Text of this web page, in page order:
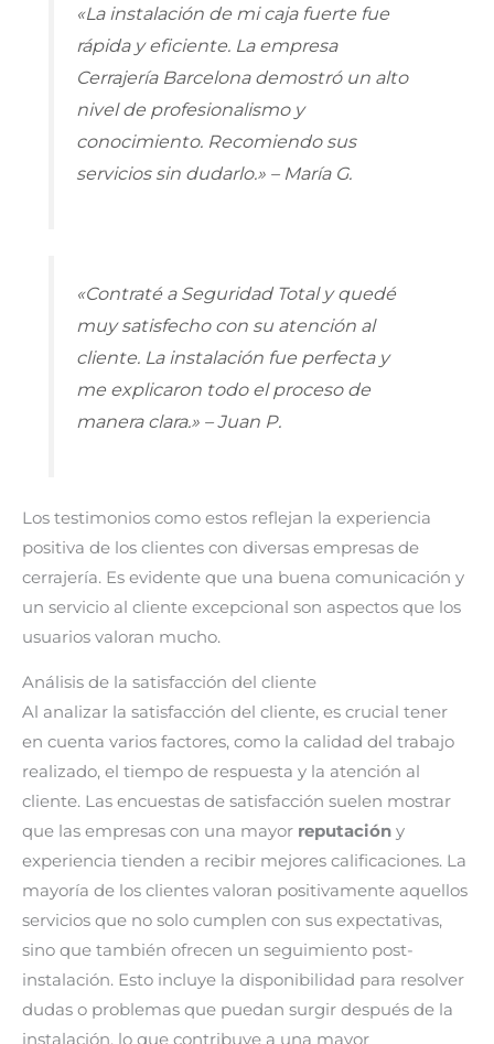
«La instalación de mi caja fuerte fue
rápida y eficiente. La empresa
Cerrajería Barcelona demostró un alto
nivel de profesionalismo y
conocimiento. Recomiendo sus
servicios sin dudarlo.» – María G.
«Contraté a Seguridad Total y quedé
muy satisfecho con su atención al
cliente. La instalación fue perfecta y
me explicaron todo el proceso de
manera clara.» – Juan P.
Los testimonios como estos reflejan la experiencia
positiva de los clientes con diversas empresas de
cerrajería. Es evidente que una buena comunicación y
un servicio al cliente excepcional son aspectos que los
usuarios valoran mucho.
Análisis de la satisfacción del cliente
Al analizar la satisfacción del cliente, es crucial tener
en cuenta varios factores, como la calidad del trabajo
realizado, el tiempo de respuesta y la atención al
cliente. Las encuestas de satisfacción suelen mostrar
que las empresas con una mayor reputación y
experiencia tienden a recibir mejores calificaciones. La
mayoría de los clientes valoran positivamente aquellos
servicios que no solo cumplen con sus expectativas,
sino que también ofrecen un seguimiento post-
instalación. Esto incluye la disponibilidad para resolver
dudas o problemas que puedan surgir después de la